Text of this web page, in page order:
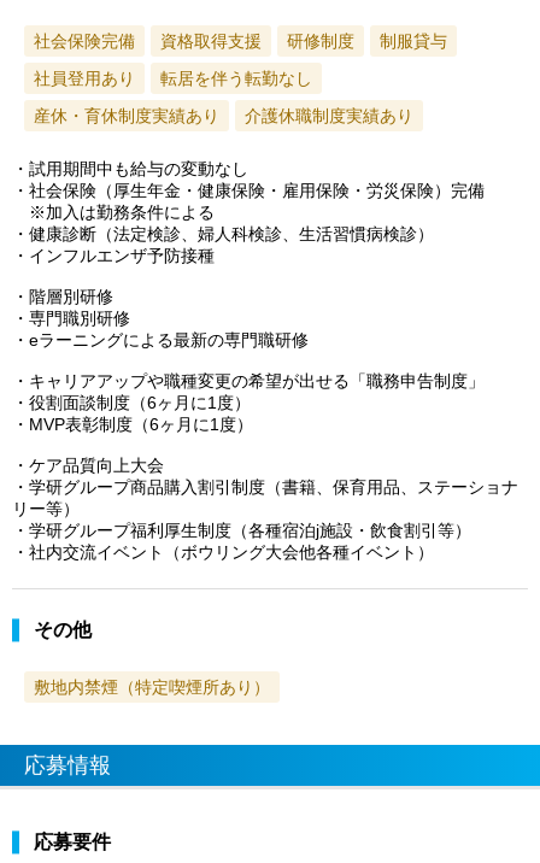
社会保険完備 資格取得支援 研修制度
制服貸与
社員登用あり
転居を伴う転勤なし
産休・育休制度実績あり
介護休職制度実績あり
・試用期間中も給与の変動なし
・社会保険（厚生年金・健康保険・雇用保険・労災保険）完備
※加入は勤務条件による
・健康診断（法定検診、婦人科検診、生活習慣病検診）
・インフルエンザ予防接種
・階層別研修
・専門職別研修
・eラーニングによる最新の専門職研修
・キャリアアップや職種変更の希望が出せる「職務申告制度」
・役割面談制度（6ヶ月に1度）
・MVP表彰制度（6ヶ月に1度）
・ケア品質向上大会
・学研グループ商品購入割引制度（書籍、保育用品、ステーショナ
リー等）
・学研グループ福利厚生制度（各種宿泊j施設・飲食割引等）
・社内交流イベント（ボウリング大会他各種イベント）
その他
敷地内禁煙（特定喫煙所あり）
応募情報
応募要件